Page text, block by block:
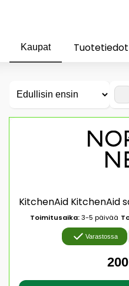
Kaupat Tuotetiedot
Toimitusaika:3-5 päivää
Varastossa